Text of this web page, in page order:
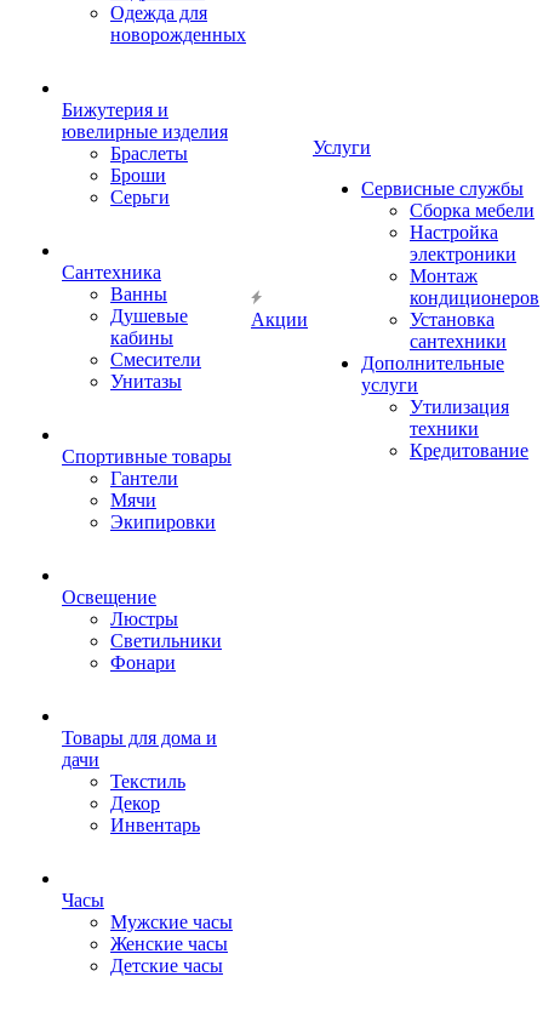
Одежда для
новорожденных
Бижутерия и
ювелирные изделия
Браслеты
Броши
Серьги
Сантехника
Ванны
Душевые
кабины
Смесители
Унитазы
Спортивные товары
Гантели
Мячи
Экипировки
Освещение
Люстры
Светильники
Фонари
Товары для дома и
дачи
Текстиль
Декор
Инвентарь
Часы
Мужские часы
Женские часы
Детские часы
Акции
Услуги
Сервисные службы
Сборка мебели
Настройка
электроники
Монтаж
кондиционеров
Установка
сантехники
Дополнительные
услуги
Утилизация
техники
Кредитование